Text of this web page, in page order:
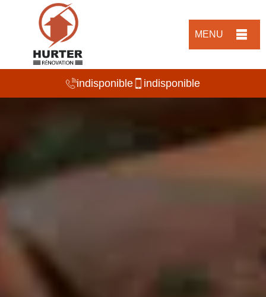
MENU
indisponible indisponible